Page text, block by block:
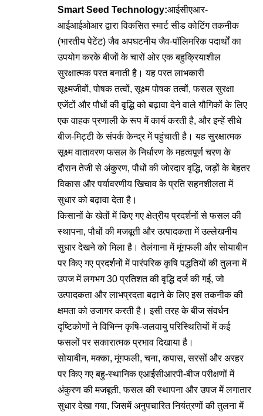
Smart Seed Technology:आईसीएआर-
आईआईओआर द्वारा विकसित स्मार्ट सीड कोटिंग तकनीक
(भारतीय पेटेंट) जैव अपघटनीय जैव-पॉलिमरिक पदार्थों का
उपयोग करके बीजों के चारों ओर एक बहुक्रियाशील
सुरक्षात्मक परत बनाती है। यह परत लाभकारी
सूक्ष्मजीवों, पोषक तत्वों, सूक्ष्म पोषक तत्वों, फसल सुरक्षा
एजेंटों और पौधों की वृद्धि को बढ़ावा देने वाले यौगिकों के लिए
एक वाहक प्रणाली के रूप में कार्य करती है, और इन्हें सीधे
बीज-मिट्टी के संपर्क केन्‍द्र में पहुंचाती है। यह सुरक्षात्मक
सूक्ष्म वातावरण फसल के निर्धारण के महत्वपूर्ण चरण के
दौरान तेजी से अंकुरण, पौधों की जोरदार वृद्धि, जड़ों के बेहतर
विकास और पर्यावरणीय खिचाव के प्रति सहनशीलता में
सुधार को बढ़ावा देता है।
किसानों के खेतों में किए गए क्षेत्रीय प्रदर्शनों से फसल की
स्थापना, पौधों की मजबूती और उत्पादकता में उल्लेखनीय
सुधार देखने को मिला है। तेलंगाना में मूंगफली और सोयाबीन
पर किए गए प्रदर्शनों में पारंपरिक कृषि पद्धतियों की तुलना में
उपज में लगभग 30 प्रतिशत की वृद्धि दर्ज की गई, जो
उत्पादकता और लाभप्रदता बढ़ाने के लिए इस तकनीक की
क्षमता को उजागर करती है। इसी तरह के बीज संवर्धन
दृष्टिकोणों ने विभिन्न कृषि-जलवायु परिस्थितियों में कई
फसलों पर सकारात्मक प्रभाव दिखाया है।
सोयाबीन, मक्का, मूंगफली, चना, कपास, सरसों और अरहर
पर किए गए बहु-स्थानिक एआईसीआरपी-बीज परीक्षणों में
अंकुरण की मजबूती, फसल की स्थापना और उपज में लगातार
सुधार देखा गया, जिसमें अनुपचारित नियंत्रणों की तुलना में